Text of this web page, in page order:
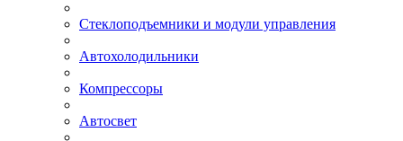
Стеклоподъемники и модули управления
Автохолодильники
Компрессоры
Автосвет